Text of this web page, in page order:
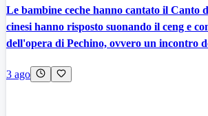
Le bambine ceche hanno cantato il Canto
cinesi hanno risposto suonando il ceng e
dell'opera di Pechino, ovvero un incontro
3 ago